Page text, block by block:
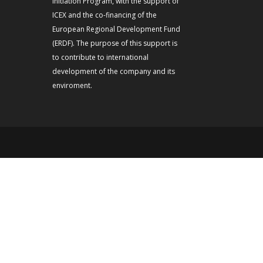
ICEX and the co-financing of the
European Regional Development Fund
(ERDF). The purpose of this support is
to contribute to international
development of the company and its
enviroment.